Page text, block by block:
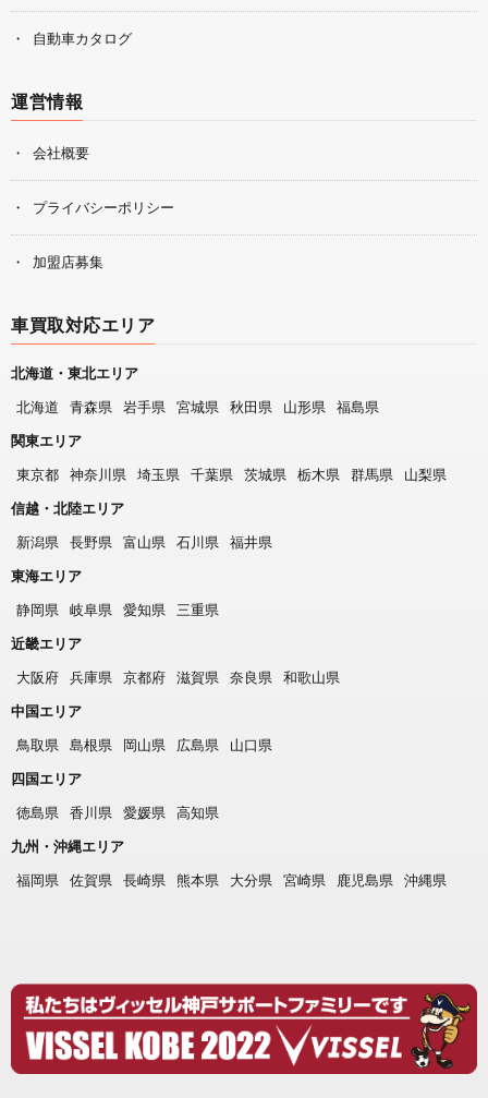
自動車カタログ
運営情報
会社概要
プライバシーポリシー
加盟店募集
車買取対応エリア
北海道・東北エリア
北海道
青森県 岩手県 宮城県 秋田県 山形県
福島県
関東エリア
東京都
神奈川県 埼玉県 千葉県 茨城県 栃木県 群馬県
山梨県
信越・北陸エリア
新潟県
長野県 富山県 石川県
福井県
東海エリア
静岡県
岐阜県 愛知県
三重県
近畿エリア
大阪府
兵庫県 京都府 滋賀県 奈良県
和歌山県
中国エリア
鳥取県
島根県 岡山県 広島県
山口県
四国エリア
徳島県
香川県 愛媛県
高知県
九州・沖縄エリア
福岡県
佐賀県 長崎県 熊本県 大分県 宮崎県 鹿児島県 沖縄県